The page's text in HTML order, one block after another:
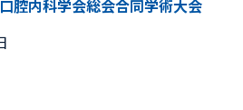
腔内科学会総会合同学術大会